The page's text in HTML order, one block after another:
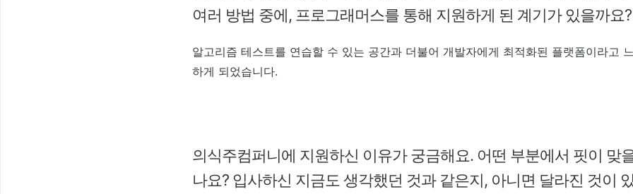
여러 방법 중에, 프로그래머스를 통해 지원하게 된 계기가 있을까요?
알고리즘 테스트를 연습할 수 있는 공간과 더불어 개발자에게 최적화된 플랫폼이라고
하게 되었습니다.
의식주컴퍼니에 지원하신 이유가 궁금해요. 어떤 부분에서 핏이 맞
나요? 입사하신 지금도 생각했던 것과 같은지, 아니면 달라진 것이